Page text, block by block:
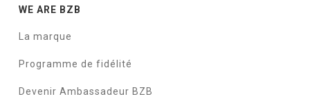
WE ARE BZB
La marque
Programme de fidélité
Devenir Ambassadeur BZB